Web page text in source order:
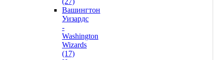
Вашингтон
Уизардс
-
Washington
Wizards
(17)